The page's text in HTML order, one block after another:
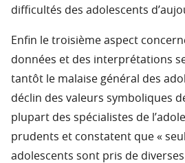
difficultés des adolescents
Enfin le troisième aspect
données et des interprétations
tantôt le malaise général des
déclin des valeurs symboliques
plupart des spécialistes de
prudents et constatent que «
adolescents sont pris de